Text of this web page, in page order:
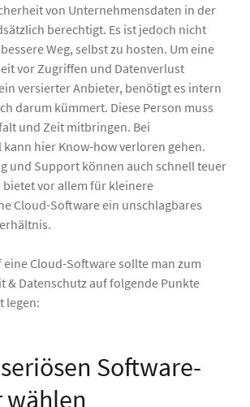
von Unternehmensdaten in der
berechtigt. Es ist jedoch nicht
Weg, selbst zu hosten. Um eine
vor Zugriffen und Datenverlust
versierter Anbieter, benötigt es intern
darum kümmert. Diese Person muss
und Zeit mitbringen. Bei
kann hier Know-how verloren gehen.
und Support können auch schnell teuer
bietet vor allem für kleinere
Cloud-Software ein unschlagbares
eine Cloud-Software sollte man zum
& Datenschutz auf folgende Punkte
legen:
Software-